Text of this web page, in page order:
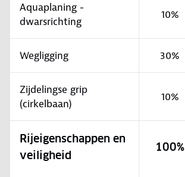
Aquaplaning -
dwarsrichting
10%
Wegligging 30%
Zijdelingse grip
(cirkelbaan)
10%
Rijeigenschappen en
veiligheid
100%